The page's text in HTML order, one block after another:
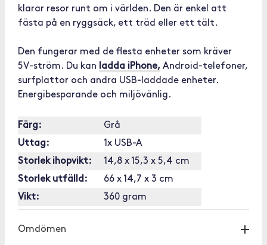
klarar resor runt om i världen. Den är enkel att
fästa på en ryggsäck, ett träd eller ett tält.
Den fungerar med de flesta enheter som kräver
5V-ström. Du kan
ladda iPhone, Android-telefoner,
surfplattor och andra USB-laddade enheter.
Energibesparande och miljövänlig.
Färg:
Grå
Uttag:
1x USB-A
Storlek ihopvikt:
14,8 x 15,3 x 5,4 cm
Storlek utfälld:
66 x 14,7 x 3 cm
Vikt:
360 gram
Omdömen